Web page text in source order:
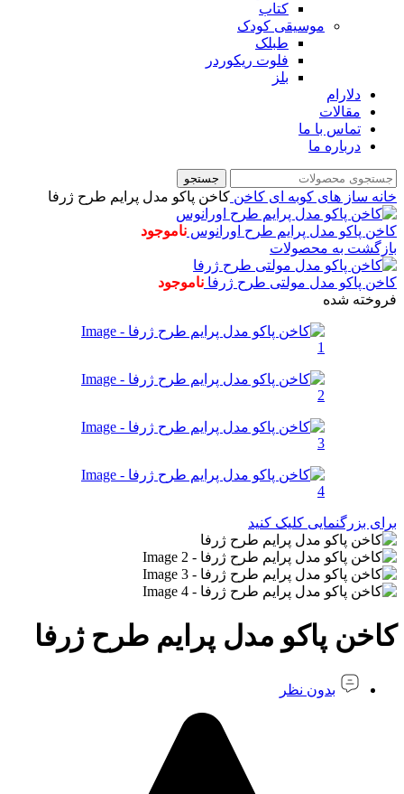
کتاب
موسیقی کودک
طبلک
فلوت ریکوردر
بلز
دلارام
مقالات
تماس با ما
درباره ما
جستجو
خانه ساز های کوبه ای کاخن کاخن پاکو مدل پرایم طرح ژرفا
کاخن پاکو مدل پرایم طرح اورانوس ناموجود
بازگشت به محصولات
کاخن پاکو مدل مولتی طرح ژرفا ناموجود
فروخته شده
برای بزرگنمایی کلیک کنید
کاخن پاکو مدل پرایم طرح ژرفا
بدون نظر